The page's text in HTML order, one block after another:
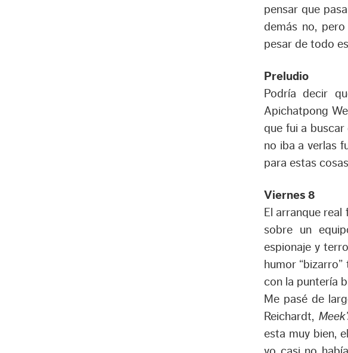
pensar que
demás no,
pesar de todo
Preludio
Podría decir
Apichatpong
que fui a
no iba a verlas
para estas
Viernes 8
El arranque
sobre un
espionaje y
humor
con la puntería
Me pasé de
Reichardt,
esta muy bien,